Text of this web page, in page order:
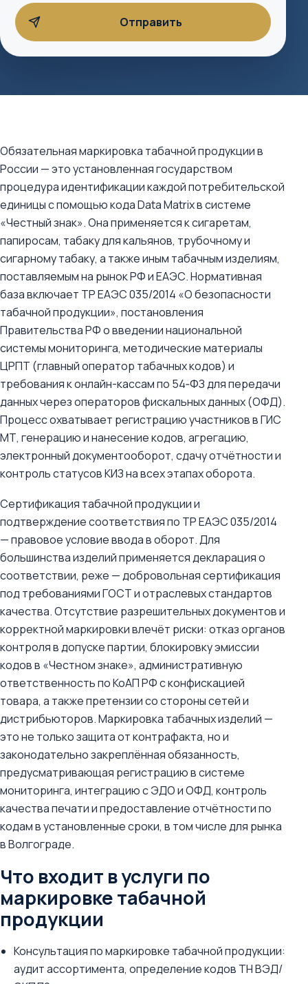
Обязательная маркировка табачной продукции в
России — это установленная государством
процедура идентификации каждой потребительской
единицы с помощью кода Data Matrix в системе
«Честный знак». Она применяется к сигаретам,
папиросам, табаку для кальянов, трубочному и
сигарному табаку, а также иным табачным изделиям,
поставляемым на рынок РФ и ЕАЭС. Нормативная
база включает ТР ЕАЭС 035/2014 «О безопасности
табачной продукции», постановления
Правительства РФ о введении национальной
системы мониторинга, методические материалы
ЦРПТ (главный оператор табачных кодов) и
требования к онлайн-кассам по 54‑ФЗ для передачи
данных через операторов фискальных данных (ОФД).
Процесс охватывает регистрацию участников в ГИС
МТ, генерацию и нанесение кодов, агрегацию,
электронный документооборот, сдачу отчётности и
контроль статусов КИЗ на всех этапах оборота.
Сертификация табачной продукции и
подтверждение соответствия по ТР ЕАЭС 035/2014
— правовое условие ввода в оборот. Для
большинства изделий применяется декларация о
соответствии, реже — добровольная сертификация
под требованиями ГОСТ и отраслевых стандартов
качества. Отсутствие разрешительных документов и
корректной маркировки влечёт риски: отказ органов
контроля в допуске партии, блокировку эмиссии
кодов в «Честном знаке», административную
ответственность по КоАП РФ с конфискацией
товара, а также претензии со стороны сетей и
дистрибьюторов. Маркировка табачных изделий —
это не только защита от контрафакта, но и
законодательно закреплённая обязанность,
предусматривающая регистрацию в системе
мониторинга, интеграцию с ЭДО и ОФД, контроль
качества печати и предоставление отчётности по
кодам в установленные сроки, в том числе для рынка
в Волгограде.
Что входит в услуги по
маркировке табачной
продукции
Консультация по маркировке табачной продукции:
аудит ассортимента, определение кодов ТН ВЭД/